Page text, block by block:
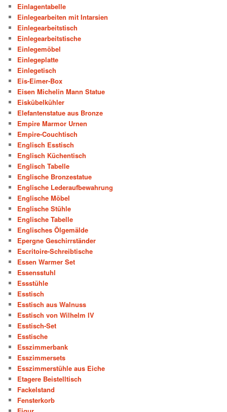
Einlagentabelle
Einlegearbeiten mit Intarsien
Einlegearbeitstisch
Einlegearbeitstische
Einlegemöbel
Einlegeplatte
Einlegetisch
Eis-Eimer-Box
Eisen Michelin Mann Statue
Eiskübelkühler
Elefantenstatue aus Bronze
Empire Marmor Urnen
Empire-Couchtisch
Englisch Esstisch
Englisch Küchentisch
Englisch Tabelle
Englische Bronzestatue
Englische Lederaufbewahrung
Englische Möbel
Englische Stühle
Englische Tabelle
Englisches Ölgemälde
Epergne Geschirrständer
Escritoire-Schreibtische
Essen Warmer Set
Essensstuhl
Essstühle
Esstisch
Esstisch aus Walnuss
Esstisch von Wilhelm IV
Esstisch-Set
Esstische
Esszimmerbank
Esszimmersets
Esszimmerstühle aus Eiche
Etagere Beistelltisch
Fackelstand
Fensterkorb